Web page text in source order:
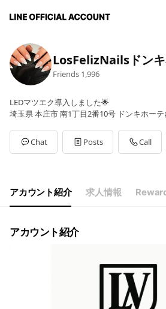
LosFelizNailsドン
Friends 1,996
LEDマツエク導入しました🌟
埼玉県 本庄市 南1丁目2番10号 ドンキホーテ
Chat Posts Call
アカウント紹介 求人情報
アカウント紹介